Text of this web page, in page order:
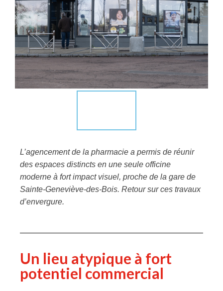
L’agencement de la pharmacie a permis de réunir
des espaces distincts en une seule officine
moderne à fort impact visuel, proche de la gare de
Sainte-Geneviève-des-Bois. Retour sur ces travaux
d’envergure.
Un lieu atypique à fort
potentiel commercial